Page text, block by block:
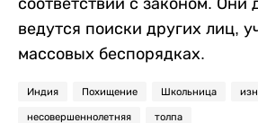
ведутся поиски других лиц,
массовых беспорядках.
Индия Похищение Школьница
несовершеннолетняя толпа